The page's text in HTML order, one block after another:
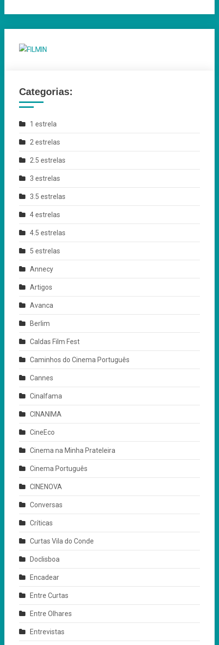
Categorias:
1 estrela
2 estrelas
2.5 estrelas
3 estrelas
3.5 estrelas
4 estrelas
4.5 estrelas
5 estrelas
Annecy
Artigos
Avanca
Berlim
Caldas Film Fest
Caminhos do Cinema Português
Cannes
Cinalfama
CINANIMA
CineEco
Cinema na Minha Prateleira
Cinema Português
CINENOVA
Conversas
Críticas
Curtas Vila do Conde
Doclisboa
Encadear
Entre Curtas
Entre Olhares
Entrevistas